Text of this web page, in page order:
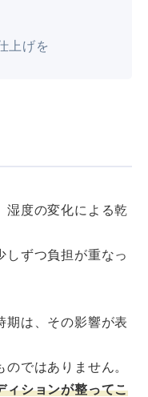
上げを
湿度の変化による乾
しずつ負担が重なっ
期は、その影響が表
ではありません。
ィションが整ってこ